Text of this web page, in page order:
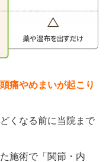
痛やめまいが起こり
くなる前に当院まで
施術で「関節・内